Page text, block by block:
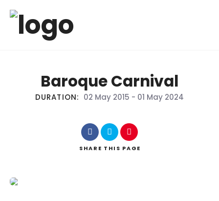
Baroque Carnival
DURATION: 02 May 2015 - 01 May 2024
SHARE THIS PAGE